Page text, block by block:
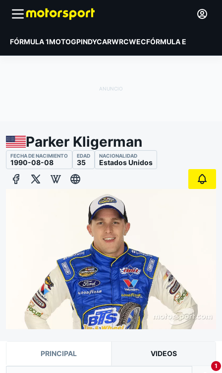
FÓRMULA 1MOTOGPINDYCARWRCWECFÓRMULA E
Parker Kligerman
FECHA DE NACIMIENTO
1990-08-08
EDAD
35
NACIONALIDAD
Estados Unidos
PRINCIPAL VIDEOS
1